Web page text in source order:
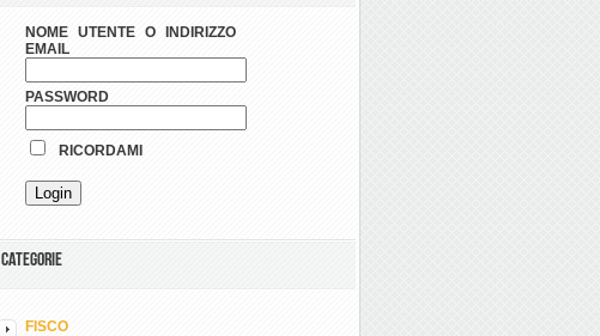
NOME UTENTE O INDIRIZZO
EMAIL
PASSWORD
RICORDAMI
CATEGORIE
FISCO